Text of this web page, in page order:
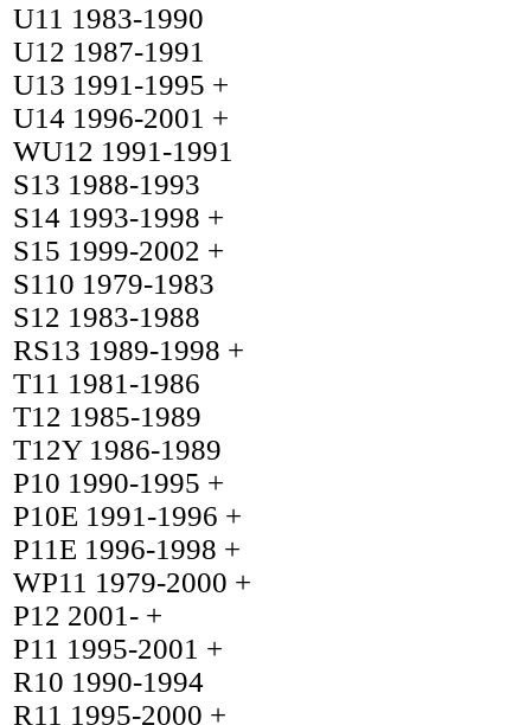
U11 1983-1990
U12 1987-1991
U13 1991-1995 +
U14 1996-2001 +
WU12 1991-1991
S13 1988-1993
S14 1993-1998 +
S15 1999-2002 +
S110 1979-1983
S12 1983-1988
RS13 1989-1998 +
T11 1981-1986
T12 1985-1989
T12Y 1986-1989
P10 1990-1995 +
P10E 1991-1996 +
P11E 1996-1998 +
WP11 1979-2000 +
P12 2001- +
P11 1995-2001 +
R10 1990-1994
R11 1995-2000 +